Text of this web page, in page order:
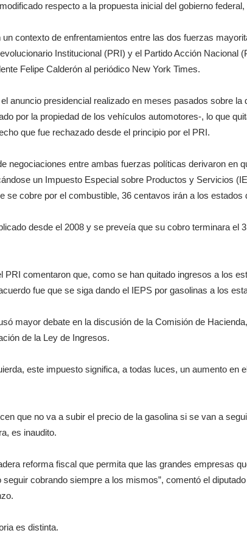
respecto a la propuesta inicial del gobierno
un contexto de enfrentamientos entre las dos fuerzas
Institucional (PRI) y el Partido Acción Nacional
Felipe Calderón al periódico New York Times.
anuncio presidencial realizado en meses pasados sobre la
por la propiedad de los vehículos automotores-, lo que
que fue rechazado desde el principio por el PRI.
negociaciones entre ambas fuerzas políticas derivaron en
un Impuesto Especial sobre Productos y Servicios
se cobre por el combustible, 36 centavos irán a los estados
desde el 2008 y se preveía que su cobro terminara el
PRI comentaron que, como se han quitado ingresos a los
fue que se siga dando el IEPS por gasolinas a los
mayor debate en la discusión de la Comisión de
de la Ley de Ingresos.
este impuesto significa, a todas luces, un aumento en
que no va a subir el precio de la gasolina si se van a
es inaudito.
reforma fiscal que permita que las grandes empresas
cobrando siempre a los mismos”, comentó el
es distinta.